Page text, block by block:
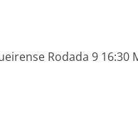
Rodada 9